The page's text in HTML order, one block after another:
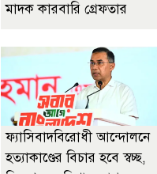
মাদক কারবারি গ্রেফতার
ফ্যাসিবাদবিরোধী আন্দোলনে
হত্যাকাণ্ডের বিচার হবে স্বচ্ছ,